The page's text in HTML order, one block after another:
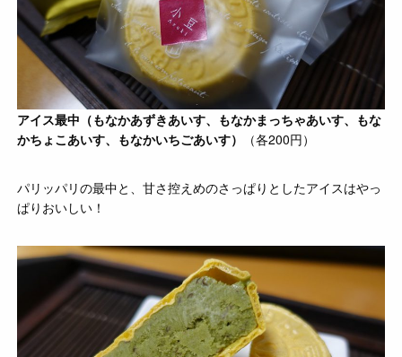
アイス最中 （もなかあずきあいす、もなかまっちゃあいす、もな
かちょこあいす、もなかいちごあいす）
（各200円）
パリッパリの最中と、甘さ控えめのさっぱりとしたアイスはやっ
ぱりおいしい！